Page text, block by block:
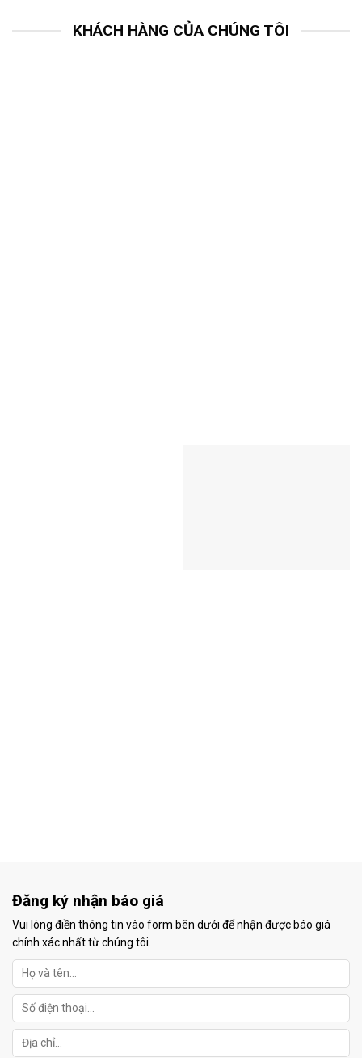
KHÁCH HÀNG CỦA CHÚNG TÔI
Đăng ký nhận báo giá
Vui lòng điền thông tin vào form bên dưới để nhận được báo giá
chính xác nhất từ chúng tôi.